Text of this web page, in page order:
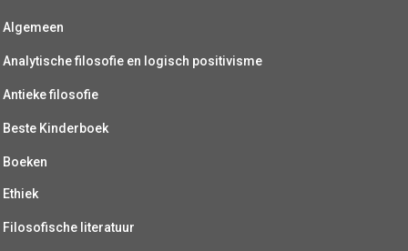
Algemeen
Analytische filosofie en logisch positivisme
Antieke filosofie
Beste Kinderboek
Boeken
Ethiek
Filosofische literatuur